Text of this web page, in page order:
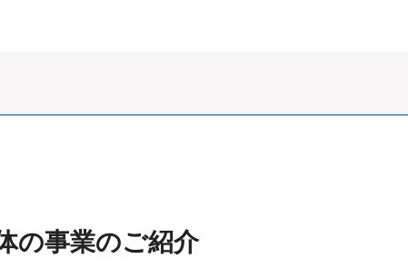
の事業のご紹介